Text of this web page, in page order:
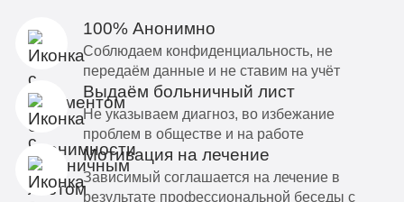
100% Анонимно
Соблюдаем конфиденциальность, не
передаём данные и не ставим на учёт
Выдаём больничный лист
Не указываем диагноз, во избежание
проблем в обществе и на работе
Мотивация на лечение
Зависимый соглашается на лечение в
результате профессиональной беседы с